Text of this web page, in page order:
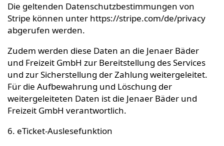
Die geltenden Datenschutzbestimmungen von
Stripe können unter https://stripe.com/de/privacy
abgerufen werden.
Zudem werden diese Daten an die Jenaer Bäder
und Freizeit GmbH zur Bereitstellung des Services
und zur Sicherstellung der Zahlung weitergeleitet.
Für die Aufbewahrung und Löschung der
weitergeleiteten Daten ist die Jenaer Bäder und
Freizeit GmbH verantwortlich.
6. eTicket-Auslesefunktion